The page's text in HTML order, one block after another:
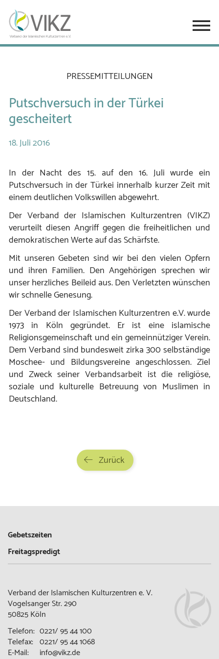
PRESSEMITTEILUNGEN
Putschversuch in der Türkei
gescheitert
18.Juli2016
In der Nacht des 15. auf den 16. Juli wurde ein
Putschversuch in der Türkei innerhalb kurzer Zeit mit
einem deutlichen Volkswillen abgewehrt.
Der Verband der Islamischen Kulturzentren (VIKZ)
verurteilt diesen Angriff gegen die freiheitlichen und
demokratischen Werte auf das Schärfste.
Mit unseren Gebeten sind wir bei den vielen Opfern
und ihren Familien. Den Angehörigen sprechen wir
unser herzliches Beileid aus. Den Verletzten wünschen
wir schnelle Genesung.
Der Verband der Islamischen Kulturzentren e.V. wurde
1973 in Köln gegründet. Er ist eine islamische
Religionsgemeinschaft und ein gemeinnütziger Verein.
Dem Verband sind bundesweit zirka 300 selbständige
Moschee- und Bildungsvereine angeschlossen. Ziel
und Zweck seiner Verbandsarbeit ist die religiöse,
soziale und kulturelle Betreuung von Muslimen in
Deutschland.
Zurück
Gebetszeiten
Freitagspredigt
Verband der Islamischen Kulturzentren e. V.
Vogelsanger Str. 290
50825 Köln
Telefon: 0221/ 95 44 100
Telefax: 0221/ 95 44 1068
E-Mail:
info@vikz.de